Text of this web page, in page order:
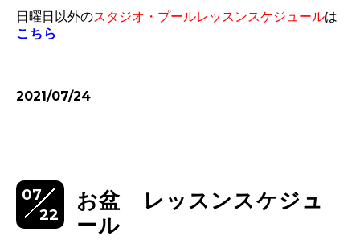
日曜日以外のスタジオ・プールレッスンスケジュールは
こちら
2021/07/24
07
22
お盆 レッスンスケジュ
ール